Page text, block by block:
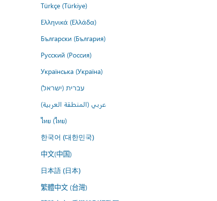
Türkçe (Türkiye)
Ελληνικά (Ελλάδα)
Български (България)
Русский (Россия)
Українська (Україна)
עברית (ישראל)
عربي (المنطقة العربية)
ไทย (ไทย)
한국어 (대한민국)
中文(中国)
日本語 (日本)
繁體中文 (台灣)